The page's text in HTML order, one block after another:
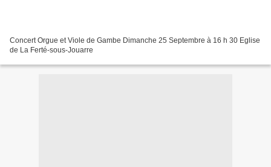
Concert Orgue et Viole de Gambe Dimanche 25 Septembre à 16 h 30 Eglise
de La Ferté-sous-Jouarre